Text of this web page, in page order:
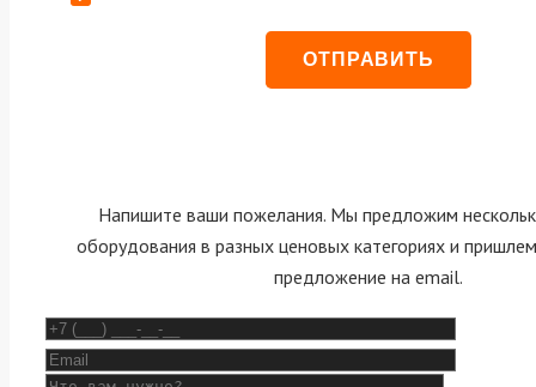
Напишите ваши пожелания. Мы предложим
оборудования в разных ценовых категориях и
предложение на email.